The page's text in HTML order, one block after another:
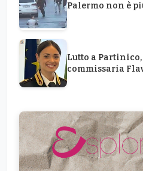
Palermo non è
Lutto a
commissaria